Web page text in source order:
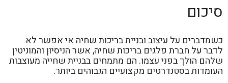
סיכום
כשמדברים על עיצוב ובניית בריכות שחיה אי אפשר לא
לדבר על חברת פלגים בריכות שחיה, אשר הניסיון והמוניטין
שלהם הולך בפני עצמו. הם מתמחים בבניית שחייה מעוצבות
העומדות בסטנדרטים מקצועיים הגבוהים ביותר.